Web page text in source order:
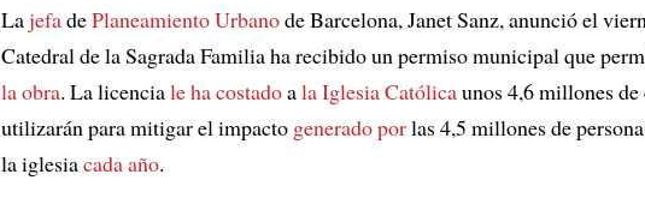
LajefadePlaneamiento Urbanode Barcelona, Janet Sanz, anunció el
Catedral de la Sagrada Familia ha recibido un permiso municipal que
la obra. La licenciale ha costadoala Iglesia Católicaunos 4,6 millones de
utilizarán para mitigar el impacto generado porlas 4,5 millones de
la iglesiacada año.